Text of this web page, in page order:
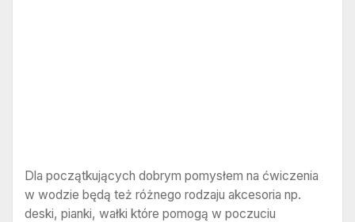
Dla początkujących dobrym pomysłem na ćwiczenia
w wodzie będą też różnego rodzaju akcesoria np.
deski, pianki, wałki które pomogą w poczuciu